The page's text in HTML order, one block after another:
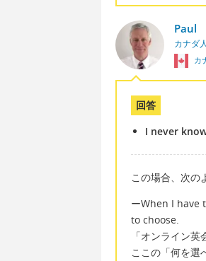
Paul
カナダ
カ
回答
I never
この場合、次の
ーWhen I have
to choose.
「オンライン
ここの「何を